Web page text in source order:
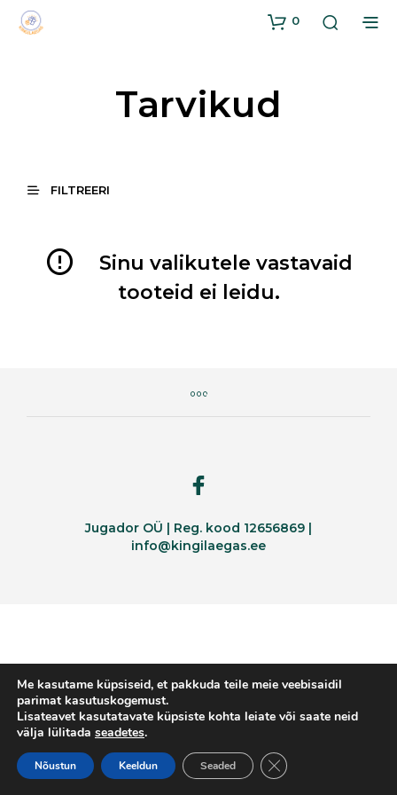
0
Tarvikud
FILTREERI
Sinu valikutele vastavaid
tooteid ei leidu.
Jugador OÜ | Reg. kood 12656869 |
info@kingilaegas.ee
Me kasutame küpsiseid, et pakkuda teile meie veebisaidil
parimat kasutuskogemust.
Lisateavet kasutatavate küpsiste kohta leiate või saate neid
välja lülitada seadetes.
Nõustun Keeldun Seaded CLOSE GDPR